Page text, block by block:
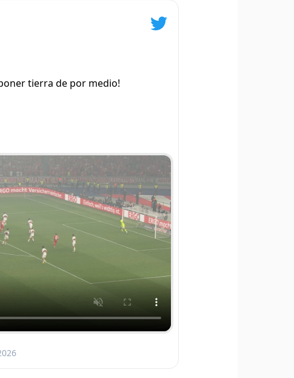
tierra de por medio!